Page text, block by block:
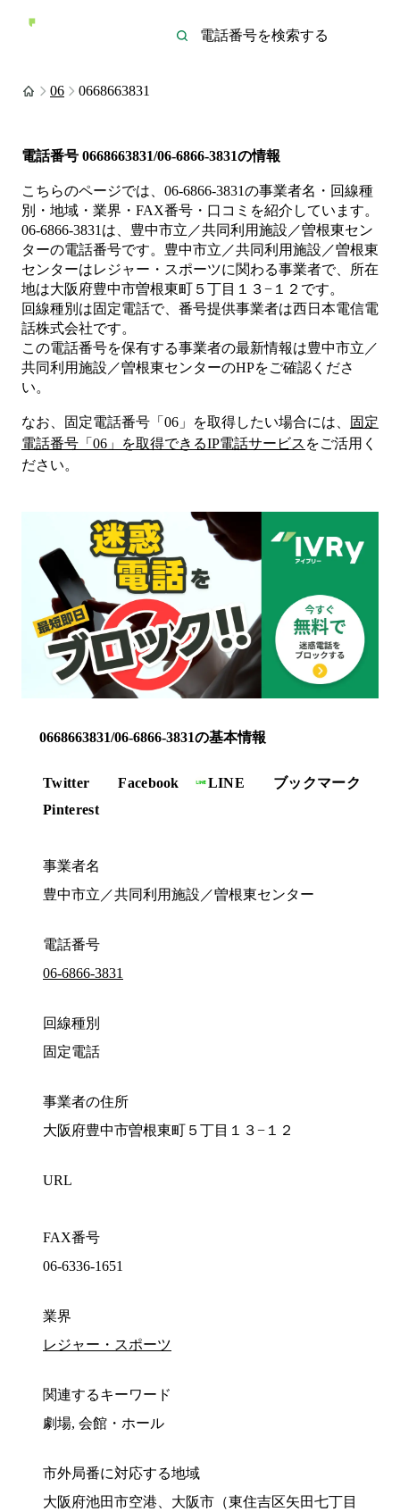
06 0668663831
電話番号 0668663831/06-6866-3831の情報
こちらのページでは、 06-6866-3831の事業者名・回線種
別・地域・業界・FAX番号・口コミを紹介しています。
06-6866-3831 は、 豊中市立／共同利用施設／曽根東セン
ターの電話番号です。 豊中市立／共同利用施設／曽根東
センターはレジャー・スポーツに関わる事業者で、所在
地は大阪府豊中市曽根東町５丁目１３−１２ です。
回線種別は固定電話で、番号提供事業者は西日本電信電
話株式会社です。
この電話番号を保有する事業者の最新情報は豊中市立／
共同利用施設／曽根東センターのHPをご確認くださ
い。
なお、固定電話番号「 06 」を取得したい場合には、
固定
電話番号「 06 」を取得できるIP電話サービス をご活用く
ださい。
0668663831/06-6866-3831の基本情報
Twitter Facebook LINE
ブックマーク
Pinterest
事業者名
豊中市立／共同利用施設／曽根東センター
電話番号
06-6866-3831
回線種別
固定電話
事業者の住所
大阪府豊中市曽根東町５丁目１３−１２
URL
FAX番号
06-6336-1651
業界
レジャー・スポーツ
関連するキーワード
劇場, 会館・ホール
市外局番に対応する地域
大阪府池田市空港、大阪市（東住吉区矢田七丁目